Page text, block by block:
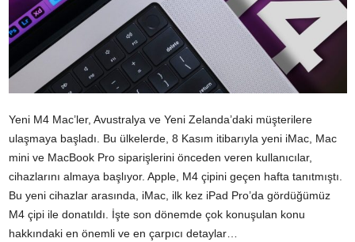
Yeni M4 Mac’ler, Avustralya ve Yeni Zelanda’daki müşterilere
ulaşmaya başladı. Bu ülkelerde, 8 Kasım itibarıyla yeni iMac, Mac
mini ve MacBook Pro siparişlerini önceden veren kullanıcılar,
cihazlarını almaya başlıyor. Apple, M4 çipini geçen hafta tanıtmıştı.
Bu yeni cihazlar arasında, iMac, ilk kez iPad Pro’da gördüğümüz
M4 çipi ile donatıldı. İşte son dönemde çok konuşulan konu
hakkındaki en önemli ve en çarpıcı detaylar…